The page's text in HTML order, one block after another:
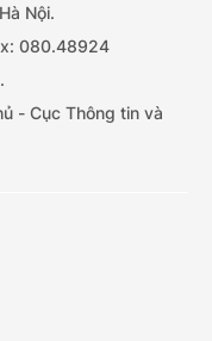
Nội.
080.48924
- Cục Thông tin và